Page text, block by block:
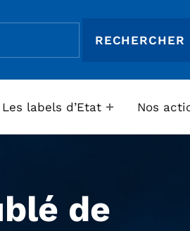
Les labels d’Etat Nos
de